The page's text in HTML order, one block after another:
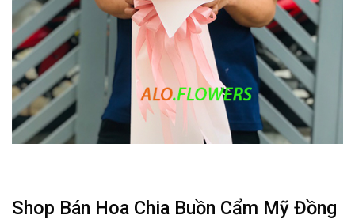
Shop Bán Hoa Chia Buồn Cẩm Mỹ Đồng